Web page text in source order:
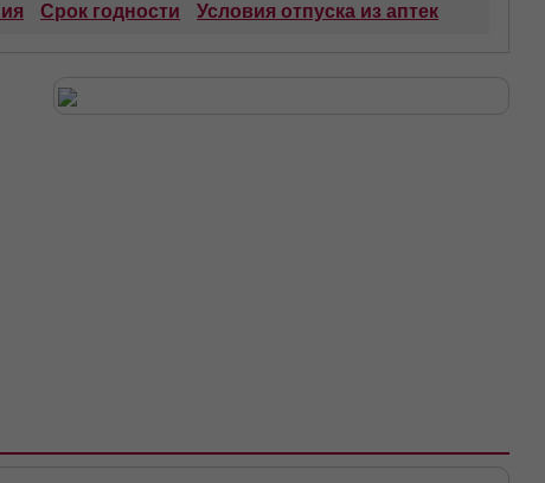
Срок годности Условия отпуска из аптек